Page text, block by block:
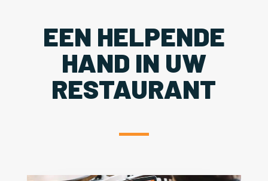
EEN HELPENDE
HAND IN UW
RESTAURANT